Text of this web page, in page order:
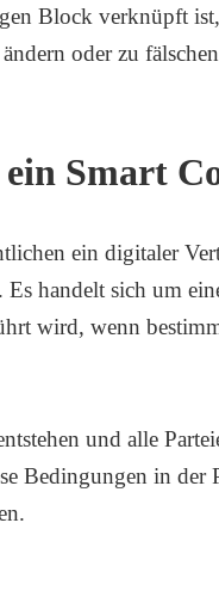
Block verknüpft
oder zu
Smart
ein digitaler
handelt sich um
wird, wenn
und alle
Bedingungen in der